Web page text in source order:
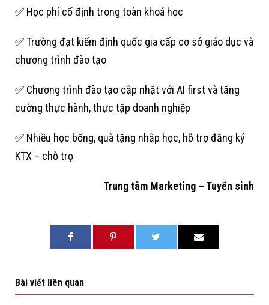
✅ Học phí cố định trong toàn khoá học
✅ Trường đạt kiểm định quốc gia cấp cơ sở giáo dục và
chương trình đào tạo
✅ Chương trình đào tạo cập nhật với AI first và tăng
cường thực hành, thực tập doanh nghiệp
✅ Nhiều học bổng, quà tặng nhập học, hỗ trợ đăng ký
KTX – chỗ trọ
Trung tâm Marketing – Tuyển sinh
Bài viết liên quan